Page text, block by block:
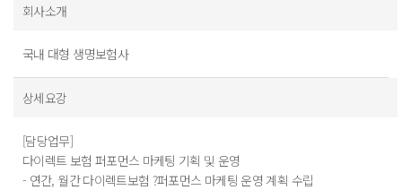
회사소개
국내 대형 생명보험사
상세요강
[담당업무]
다이렉트 보험 퍼포먼스 마케팅 기획 및 운영
- 연간, 월간 다이렉트보험 ?퍼포먼스 마케팅 운영 계획 수립